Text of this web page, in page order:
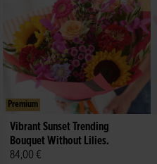
Premium
Vibrant Sunset Trending
Bouquet Without Lilies.
84,00 €